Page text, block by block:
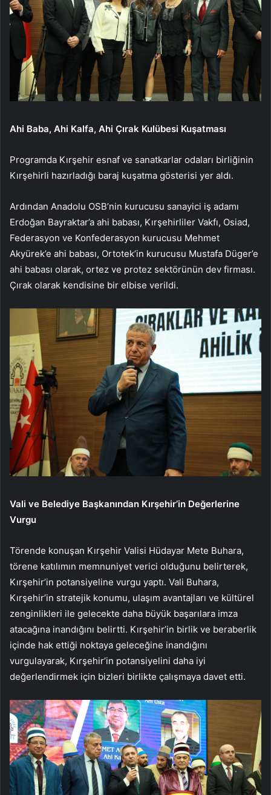
Ahi Baba, Ahi Kalfa, Ahi Çırak Kulübesi Kuşatması
Programda Kırşehir esnaf ve sanatkarlar odaları birliğinin
Kırşehirli hazırladığı baraj kuşatma gösterisi yer aldı.
Ardından Anadolu OSB’nin kurucusu sanayici iş adamı
Erdoğan Bayraktar’a ahi babası, Kırşehirliler Vakfı, Osiad,
Federasyon ve Konfederasyon kurucusu Mehmet
Akyürek’e ahi babası, Ortotek’in kurucusu Mustafa Düger’e
ahi babası olarak, ortez ve protez sektörünün dev firması.
Çırak olarak kendisine bir elbise verildi.
Vali ve Belediye Başkanından Kırşehir’in Değerlerine
Vurgu
Törende konuşan Kırşehir Valisi Hüdayar Mete Buhara,
törene katılımın memnuniyet verici olduğunu belirterek,
Kırşehir’in potansiyeline vurgu yaptı. Vali Buhara,
Kırşehir’in stratejik konumu, ulaşım avantajları ve kültürel
zenginlikleri ile gelecekte daha büyük başarılara imza
atacağına inandığını belirtti. Kırşehir’in birlik ve beraberlik
içinde hak ettiği noktaya geleceğine inandığını
vurgulayarak, Kırşehir’in potansiyelini daha iyi
değerlendirmek için bizleri birlikte çalışmaya davet etti.